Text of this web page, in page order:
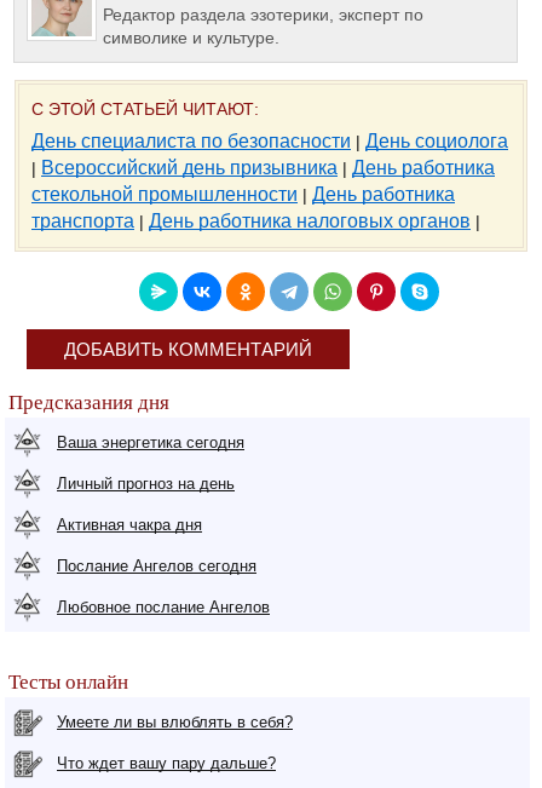
Редактор раздела эзотерики, эксперт по
символике и культуре.
С ЭТОЙ СТАТЬЕЙ ЧИТАЮТ:
День специалиста по безопасности | День социолога
| Всероссийский день призывника | День работника
стекольной промышленности | День работника
транспорта | День работника налоговых органов |
ДОБАВИТЬ КОММЕНТАРИЙ
Предсказания дня
Ваша энергетика сегодня
Личный прогноз на день
Активная чакра дня
Послание Ангелов сегодня
Любовное послание Ангелов
Тесты онлайн
Умеете ли вы влюблять в себя?
Что ждет вашу пару дальше?